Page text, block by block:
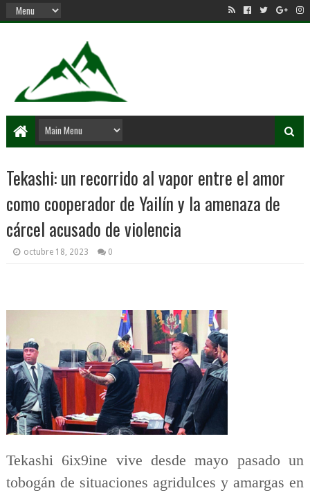
Tekashi: un recorrido al vapor entre el amor
como cooperador de Yailín y la amenaza de
cárcel acusado de violencia
octubre 18, 2023 0
Tekashi 6ix9ine vive desde mayo pasado un
tobogán de situaciones agridulces y amargas en